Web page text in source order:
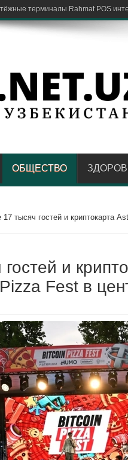
парке в Ташкенте
ОБЩЕСТВО
17 тысяч гостей и криптокарта
и
Fest в